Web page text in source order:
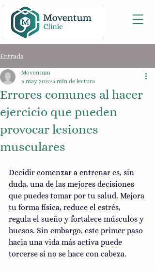
Entrada
Errores comunes al hacer
ejercicio que pueden
provocar lesiones
musculares
Moventum
6 may 2025 5 min de lectura
Decidir comenzar a entrenar es, sin
duda, una de las mejores decisiones
que puedes tomar por tu salud. Mejora
tu forma física, reduce el estrés,
regula el sueño y fortalece músculos y
huesos. Sin embargo, este primer paso
hacia una vida más activa puede
torcerse si no se hace con cabeza.